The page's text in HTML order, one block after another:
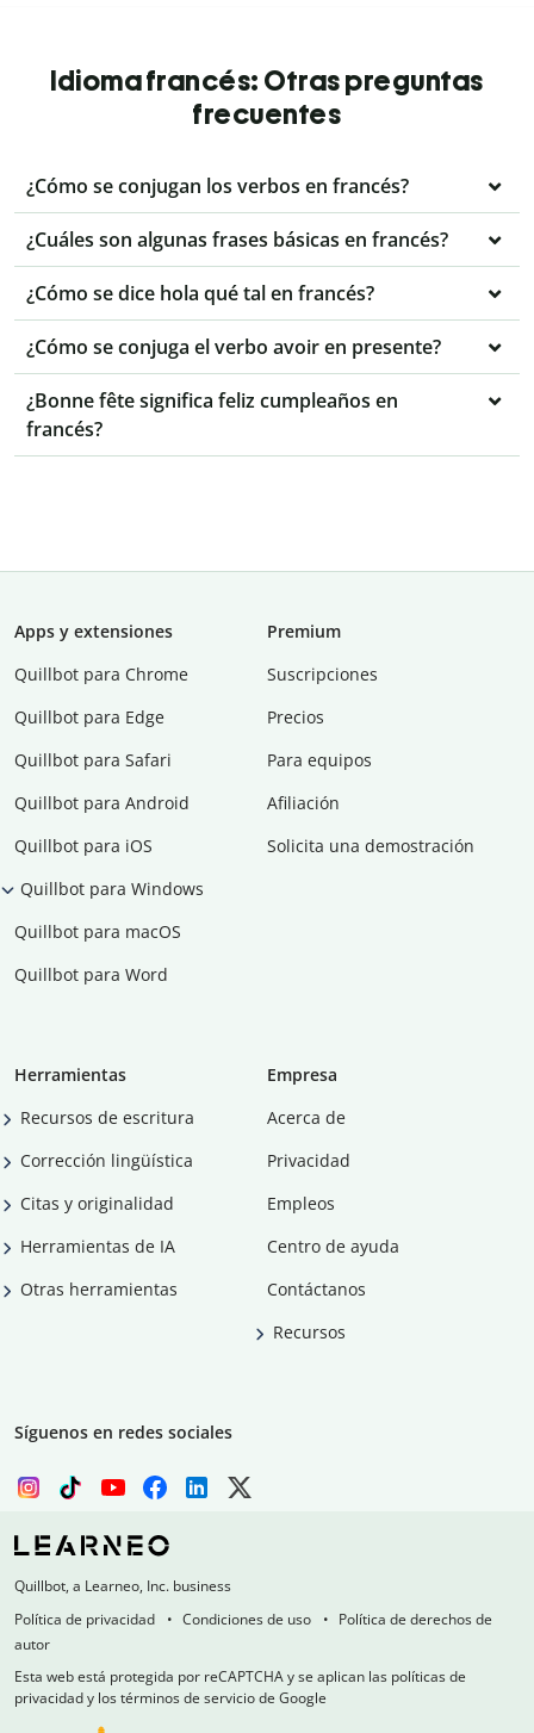
Idioma francés: Otras preguntas
frecuentes
¿Cómo se conjugan los verbos en francés?
¿Cuáles son algunas frases básicas en francés?
¿Cómo se dice hola qué tal en francés?
¿Cómo se conjuga el verbo avoir en presente?
¿Bonne fête significa feliz cumpleaños en
francés?
Apps y extensiones
Quillbot para Chrome
Quillbot para Edge
Quillbot para Safari
Quillbot para Android
Quillbot para iOS
Quillbot para Windows
Quillbot para macOS
Quillbot para Word
Premium
Suscripciones
Precios
Para equipos
Afiliación
Solicita una demostración
Herramientas
Recursos de escritura
Corrección lingüística
Citas y originalidad
Herramientas de IA
Otras herramientas
Empresa
Acerca de
Privacidad
Empleos
Centro de ayuda
Contáctanos
Recursos
Síguenos en redes sociales
Quillbot, a Learneo, Inc. business
Política de privacidad
Condiciones de uso
Política de derechos de
autor
Esta web está protegida por reCAPTCHA y se aplican las políticas de
privacidad y los términos de servicio de Google